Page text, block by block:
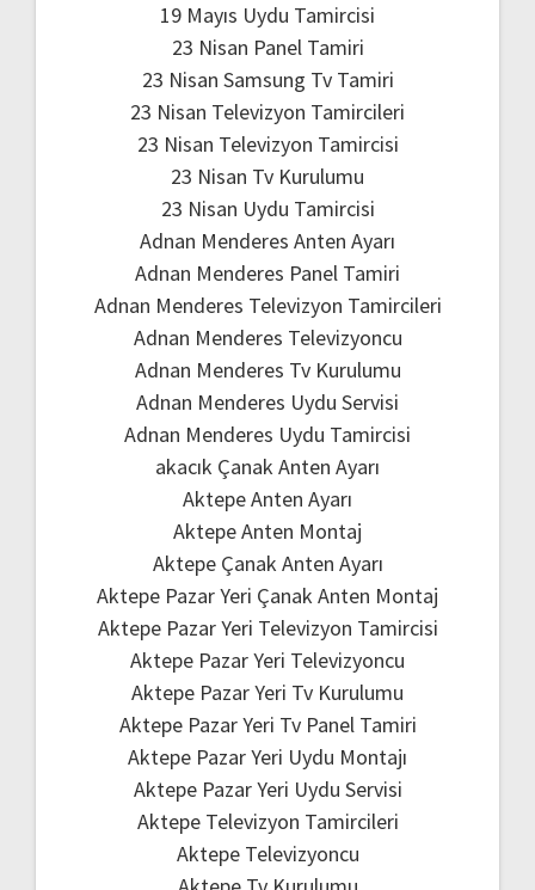
19 Mayıs Uydu Tamircisi
23 Nisan Panel Tamiri
23 Nisan Samsung Tv Tamiri
23 Nisan Televizyon Tamircileri
23 Nisan Televizyon Tamircisi
23 Nisan Tv Kurulumu
23 Nisan Uydu Tamircisi
Adnan Menderes Anten Ayarı
Adnan Menderes Panel Tamiri
Adnan Menderes Televizyon Tamircileri
Adnan Menderes Televizyoncu
Adnan Menderes Tv Kurulumu
Adnan Menderes Uydu Servisi
Adnan Menderes Uydu Tamircisi
akacık Çanak Anten Ayarı
Aktepe Anten Ayarı
Aktepe Anten Montaj
Aktepe Çanak Anten Ayarı
Aktepe Pazar Yeri Çanak Anten Montaj
Aktepe Pazar Yeri Televizyon Tamircisi
Aktepe Pazar Yeri Televizyoncu
Aktepe Pazar Yeri Tv Kurulumu
Aktepe Pazar Yeri Tv Panel Tamiri
Aktepe Pazar Yeri Uydu Montajı
Aktepe Pazar Yeri Uydu Servisi
Aktepe Televizyon Tamircileri
Aktepe Televizyoncu